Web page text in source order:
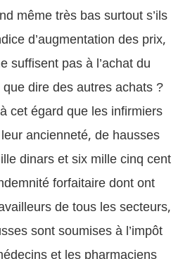
même très bas surtout s’ils
d’augmentation des prix,
suffisent pas à l’achat du
dire des autres achats ?
cet égard que les infirmiers
ancienneté, de hausses
dinars et six mille cinq cent
forfaitaire dont ont
de tous les secteurs,
sont soumises à l’impôt